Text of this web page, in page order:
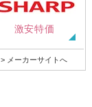
激安特価
> メーカーサイトへ